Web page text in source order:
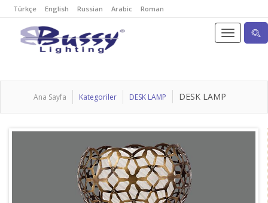
Türkçe English Russian Arabic Roman
Ana Sayfa Kategoriler DESK LAMP DESK LAMP